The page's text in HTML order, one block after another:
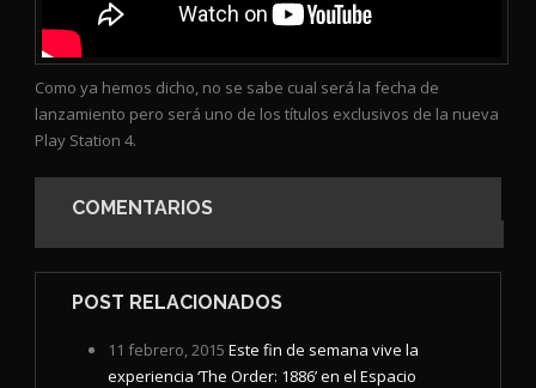
Como ya hemos dicho, no se sabe cual será la fecha de
lanzamiento pero será uno de los títulos exclusivos de la nueva
Play Station 4.
COMENTARIOS
POST RELACIONADOS
11 febrero, 2015 Este fin de semana vive la
experiencia ‘The Order: 1886’ en el Espacio